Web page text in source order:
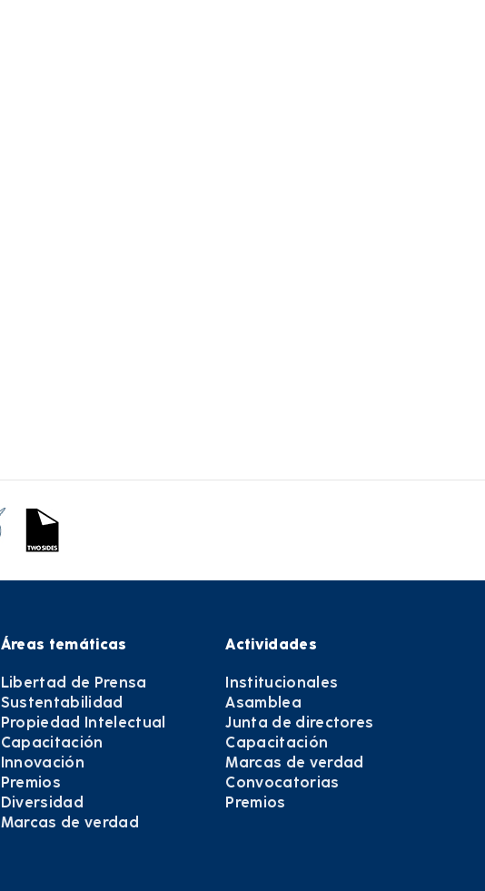
Áreas temáticas
Libertad de Prensa
Sustentabilidad
Propiedad Intelectual
Capacitación
Innovación
Premios
Diversidad
Marcas de verdad
Actividades
Institucionales
Asamblea
Junta de directores
Capacitación
Marcas de verdad
Convocatorias
Premios